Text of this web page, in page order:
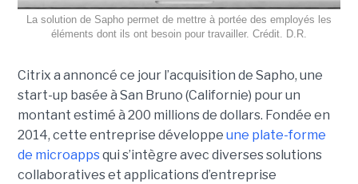
La solution de Sapho permet de mettre à portée des employés les
éléments dont ils ont besoin pour travailler. Crédit. D.R.
Citrix a annoncé ce jour l’acquisition de Sapho, une
start-up basée à San Bruno (Californie) pour un
montant estimé à 200 millions de dollars. Fondée en
2014, cette entreprise développe une plate-forme
de microappsqui s’intègre avec diverses solutions
collaboratives et applications d’entreprise